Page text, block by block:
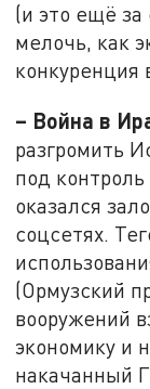
(и это ещё за
мелочь, как
конкуренция
– Война в
разгромить
под
оказался
соцсетях.
(Ормузский
вооружений
экономику и
накачанный